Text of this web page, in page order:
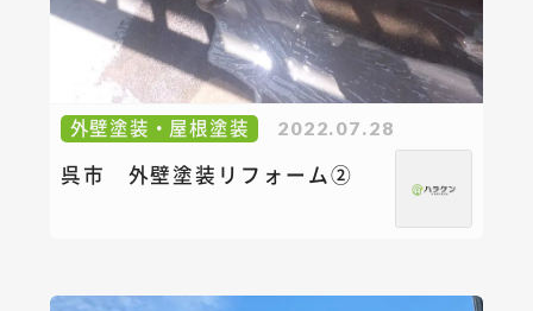
外壁塗装・屋根塗装 2022.07.28
呉市 外壁塗装リフォーム②